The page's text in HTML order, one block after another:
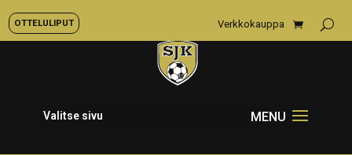
OTTELULIPUT Verkkokauppa
Valitse sivu